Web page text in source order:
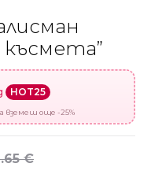
HOT25
вземеш още -25%
€